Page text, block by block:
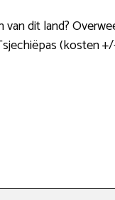
van dit land?
(kosten